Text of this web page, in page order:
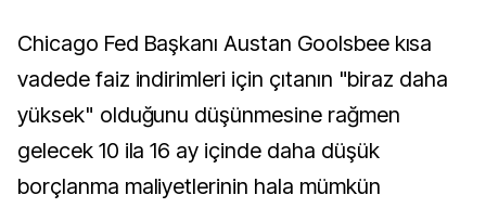
Chicago Fed Başkanı Austan Goolsbee kısa
vadede faiz indirimleri için çıtanın "biraz daha
yüksek" olduğunu düşünmesine rağmen
gelecek 10 ila 16 ay içinde daha düşük
borçlanma maliyetlerinin hala mümkün